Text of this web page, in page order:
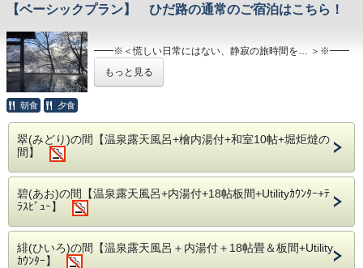
【ベーシックプラン】 ひだ路の通常のご宿泊はこちら！
━━※＜慌しい日常にはない、静寂の旅時間を… ＞※━━
こちらのプランは隠庵ひだ路の基本宿泊プランとなっており
ます。
時間を忘れ、何もない贅沢なご滞在をお愉しみくださいま
当庵は全客室に開放的で本格的な露天風呂・総檜造りの内風
呂を完備。
周りを気にせず、皆様だけのプライベート空間をご満悦下さ
もっと見る
朝食 夕食
翠(みどり)の間【温泉露天風呂+檜内湯付+和室10帖+堀炬燵の
間】
碧(あお)の間【温泉露天風呂+内湯付+18帖板間+Utilityｶｳﾝﾀｰ+ﾃ
ﾗｽﾋﾞｭｰ】
緋(ひいろ)の間【温泉露天風呂＋内湯付＋18帖畳＆板間+Utility
ｶｳﾝﾀｰ】